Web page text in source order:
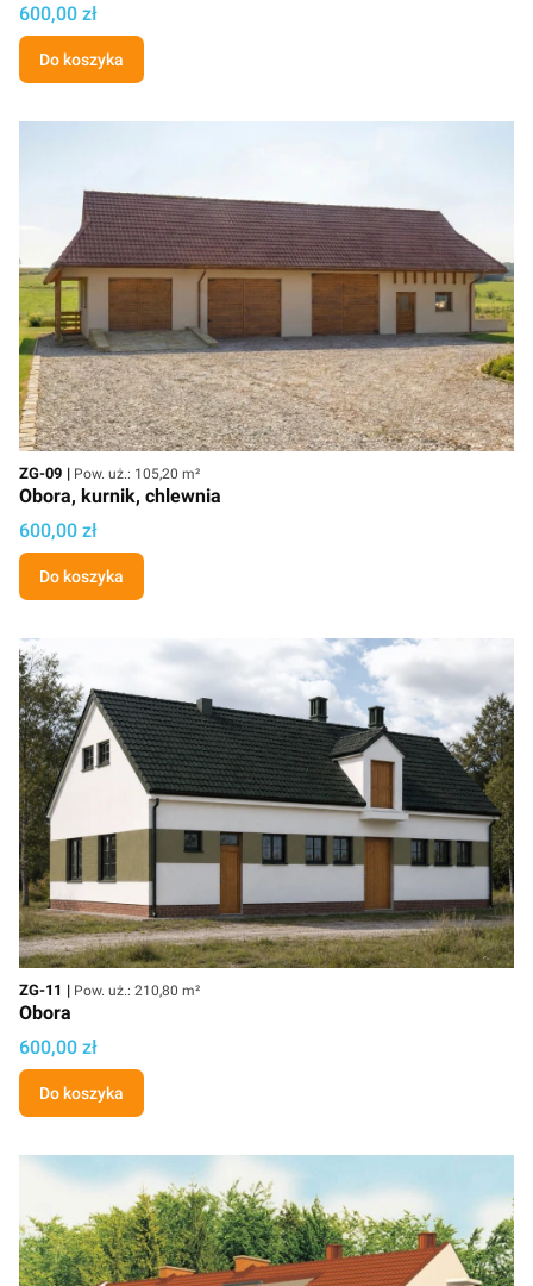
Cena projektu
600,00 zł
Do koszyka
Kod
ZG-09 Powierzchnia użytkowa
Pow. uż.: 105,20 m²
Obora, kurnik, chlewnia
Cena projektu
600,00 zł
Do koszyka
Kod
ZG-11 Powierzchnia użytkowa
Pow. uż.: 210,80 m²
Obora
Cena projektu
600,00 zł
Do koszyka